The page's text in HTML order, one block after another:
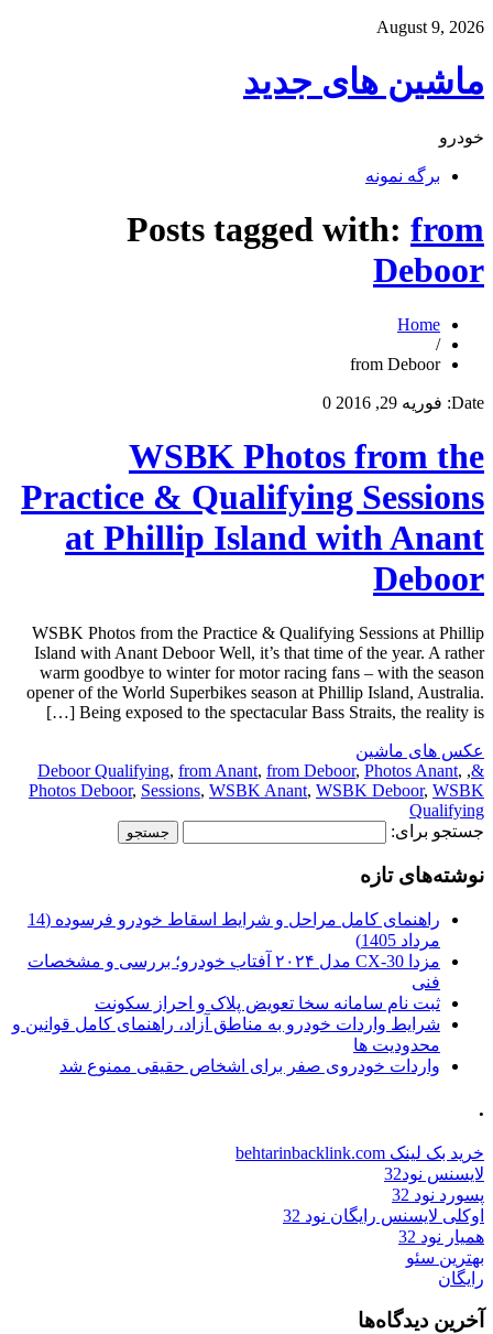
August 9, 2026
ماشین های جدید
خودرو
برگه نمونه
Posts tagged with: from
Deboor
Home
/
from Deboor
Date: فوریه 29, 2016 0
WSBK Photos from the
Practice & Qualifying Sessions
at Phillip Island with Anant
Deboor
WSBK Photos from the Practice & Qualifying Sessions at Phillip
Island with Anant Deboor Well, it’s that time of the year. A rather
warm goodbye to winter for motor racing fans – with the season
opener of the World Superbikes season at Phillip Island, Australia.
Being exposed to the spectacular Bass Straits, the reality is […]
عکس های ماشین
&
,
Deboor Qualifying, from Anant, from Deboor, Photos Anant,
Photos Deboor, Sessions, WSBK Anant, WSBK Deboor, WSBK
Qualifying
جستجو برای:
نوشته‌های تازه
راهنمای کامل مراحل و شرایط اسقاط خودرو فرسوده (14
مرداد 1405)
مزدا CX-30 مدل ۲۰۲۴ آفتاب خودرو؛ بررسی و مشخصات
فنی
ثبت نام سامانه سخا تعویض پلاک و احراز سکونت
شرایط واردات خودرو به مناطق آزاد، راهنمای کامل قوانین و
محدودیت ها
واردات خودروی صفر برای اشخاص حقیقی ممنوع شد
.
خرید بک لینک behtarinbacklink.com
لایسنس نود32
پسورد نود 32
اوکلی لایسنس رایگان نود 32
همیار نود 32
بهترین سئو
رایگان
آخرین دیدگاه‌ها